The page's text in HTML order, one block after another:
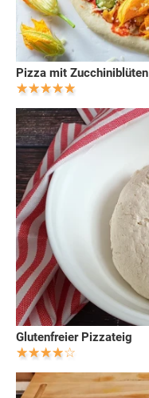
Pizza mit Zucchiniblüten
Glutenfreier Pizzateig